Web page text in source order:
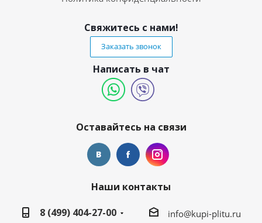
Свяжитесь с нами!
Заказать звонок
Написать в чат
Оставайтесь на связи
Наши контакты
8 (499) 404-27-00
info@kupi-plitu.ru